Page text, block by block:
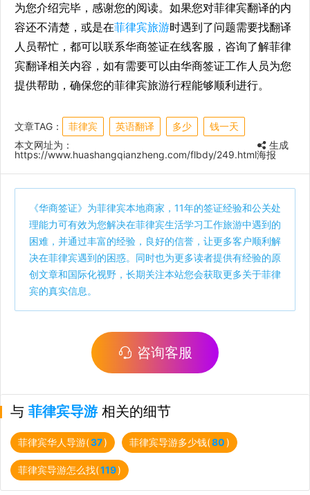
为您介绍完毕，感谢您的阅读。如果您对菲律宾翻译的内
容还不清楚，或是在菲律宾旅游时遇到了问题需要找翻译
人员帮忙，都可以联系华商签证在线客服，咨询了解菲律
宾翻译相关内容，如有需要可以由华商签证工作人员为您
提供帮助，确保您的菲律宾旅游行程能够顺利进行。
文章TAG： 菲律宾 英语翻译 多少
钱一天
本文网址为：
https://www.huashangqianzheng.com/flbdy/249.html
生成
海报
《华商签证》为菲律宾本地商家，11年的签证经验和公关处
理能力可有效为您解决在菲律宾生活学习工作旅游中遇到的
困难，并通过丰富的经验，良好的信誉，让更多客户顺利解
决在菲律宾遇到的困惑。同时也为更多读者提供有经验的原
创文章和国际化视野，长期关注本站您会获取更多关于菲律
宾的真实信息。
咨询客服
与 菲律宾导游 相关的细节
菲律宾华人导游(37) 菲律宾导游多少钱(80)
菲律宾导游怎么找(119)